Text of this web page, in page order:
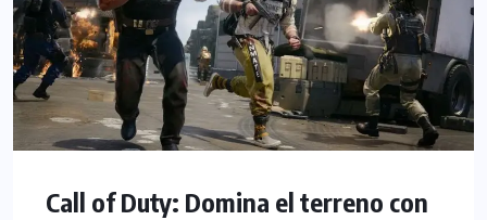
Call of Duty: Domina el terreno con